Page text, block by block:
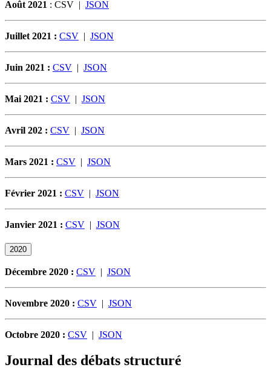
Août 2021 : CSV | JSON
Juillet 2021 : CSV | JSON
Juin 2021 : CSV | JSON
Mai 2021 : CSV | JSON
Avril 202 : CSV | JSON
Mars 2021 : CSV | JSON
Février 2021 : CSV | JSON
Janvier 2021 : CSV | JSON
2020
Décembre 2020 : CSV | JSON
Novembre 2020 : CSV | JSON
Octobre 2020 : CSV | JSON
Journal des débats structuré